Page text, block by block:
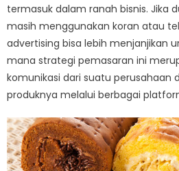
termasuk dalam ranah bisnis. Jika
masih menggunakan koran atau
advertising bisa lebih menjanjikan
mana strategi pemasaran ini
komunikasi dari suatu perusahaan
produknya melalui berbagai